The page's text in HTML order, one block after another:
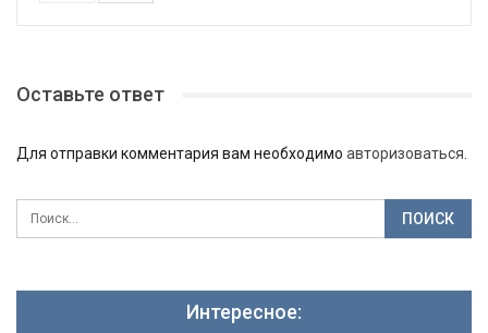
Оставьте ответ
Для отправки комментария вам необходимо авторизоваться
Интересное: